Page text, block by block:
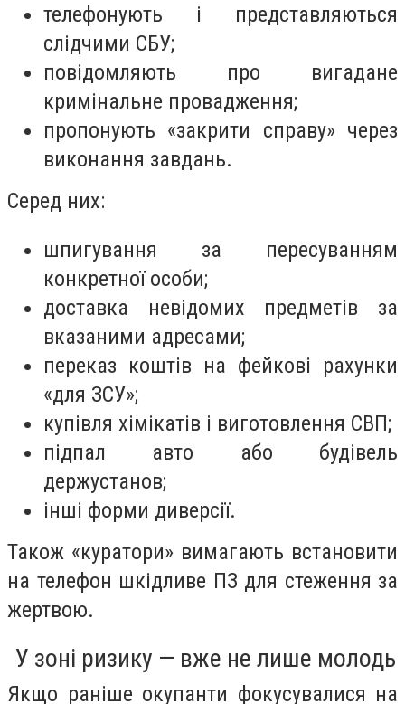
телефонують і представляються
слідчими СБУ;
повідомляють про вигадане
кримінальне провадження;
пропонують «закрити справу» через
виконання завдань.
Серед них:
шпигування за пересуванням
конкретної особи;
доставка невідомих предметів за
вказаними адресами;
переказ коштів на фейкові рахунки
«для ЗСУ»;
купівля хімікатів і виготовлення СВП;
підпал авто або будівель
держустанов;
інші форми диверсії.
Також «куратори» вимагають встановити
на телефон шкідливе ПЗ для стеження за
жертвою.
У зоні ризику — вже не лише молодь
Якщо раніше окупанти фокусувалися на